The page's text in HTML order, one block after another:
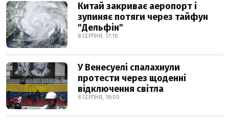
Китай закриває аеропорт і
зупиняє потяги через тайфун
"Дельфін"
8 СЕРПНЯ, 17:10
У Венесуелі спалахнули
протести через щоденні
відключення світла
8 СЕРПНЯ, 18:00